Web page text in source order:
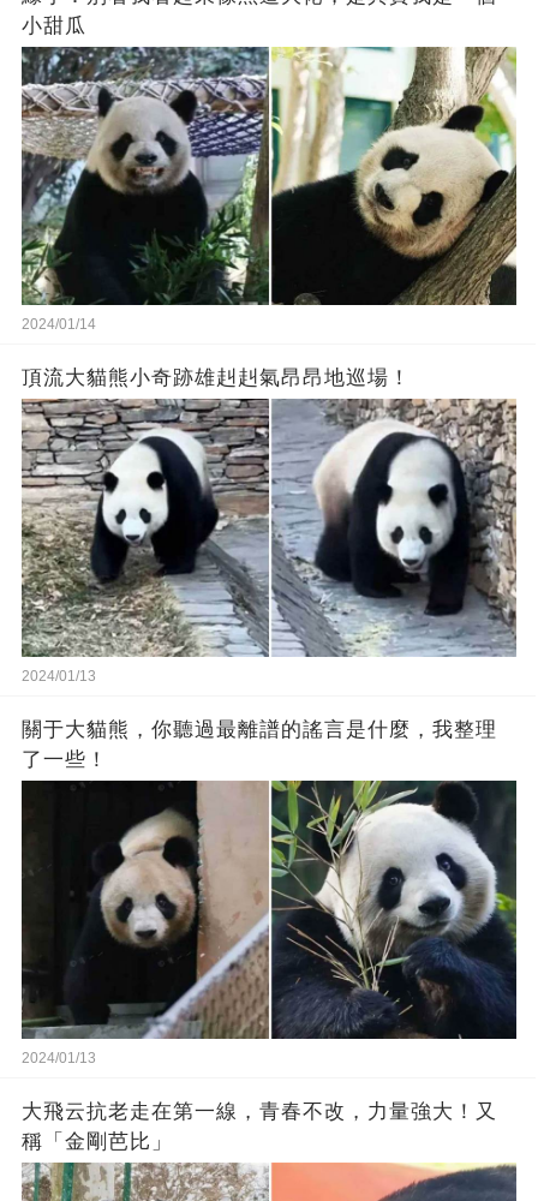
小甜瓜‬
2024/01/14
頂流大貓熊小奇跡雄赳赳氣昂昂地巡場！
2024/01/13
關于大貓熊，你聽過最離譜的謠言是什麼，我整理
了一些！
2024/01/13
大飛云抗老走在第一線，青春不改，力量強大！又
稱「金剛芭比」